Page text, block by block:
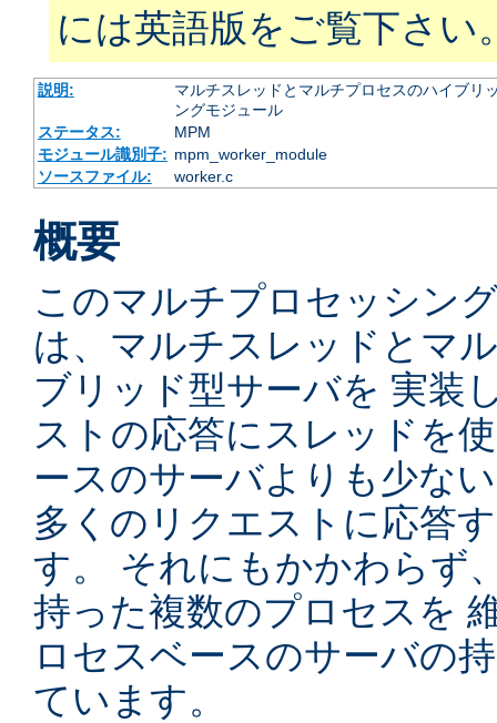
には英語版をご覧下さい
説明:
マルチスレッドとマルチプロセスのハイブリ
ングモジュール
ステータス:
MPM
モジュール識別子: mpm_worker_module
ソースファイル:
worker.c
概要
このマルチプロセッシン
は、マルチスレッドとマ
ブリッド型サーバを 実装
ストの応答にスレッドを
ースのサーバよりも少な
多くのリクエストに応答
す。 それにもかかわらず
持った複数のプロセスを
ロセスベースのサーバの
ています。